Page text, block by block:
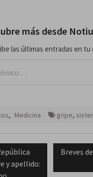
más desde
las últimas entradas en
, Medicina gripe,
y apellido:
Next
Breves